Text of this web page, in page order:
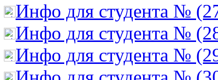
Инфо для студента №
Инфо для студента №
Инфо для студента №